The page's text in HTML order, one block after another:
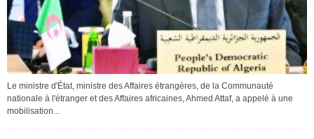
Le ministre d'État, ministre des Affaires étrangères, de la Communauté
nationale à l'étranger et des Affaires africaines, Ahmed Attaf, a appelé à une
mobilisation...